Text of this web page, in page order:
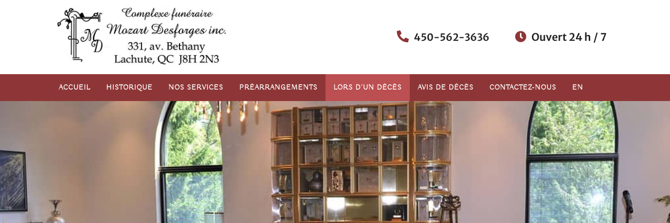
450-562-3636 Ouvert 24 h / 7
ACCUEIL HISTORIQUE NOS SERVICES PRÉARRANGEMENTS LORS D’UN DÉCÈS AVIS DE DÉCÈS CONTACTEZ-NOUS EN